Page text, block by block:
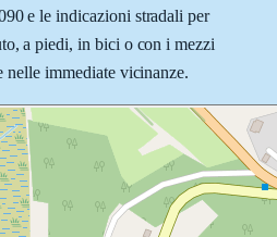
e le indicazioni stradali per
a piedi, in bici o con i mezzi
immediate vicinanze.